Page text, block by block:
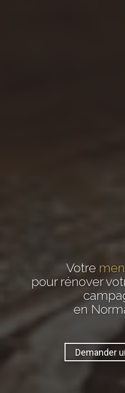
Votre
pour rénover
en
Demander